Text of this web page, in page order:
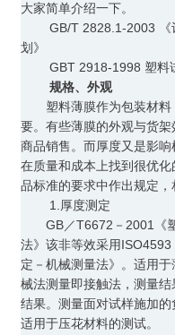
大家简单介绍一下。
GB/T 2828.1-2003 《
划》
GBT 2918-1998 塑料试
规格、外观
塑料薄膜作为包装材料
要。有些薄膜的外观与货
商品销售。而厚度又是影
在质量和成本上找到很优
品标准的要求中作出规定
1.厚度测定
GB／T6672－2001《塑
法》该非等效采用
定－机械测量法》。适用
械法测量即接触法，测量
结果。测量面对试样施加
适用于压花材料的测试。